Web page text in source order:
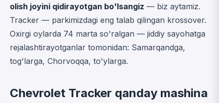
olish joyini qidirayotgan bo'lsangiz — biz aytamiz.
Tracker — parkimizdagi eng talab qilingan krossover.
Oxirgi oylarda 74 marta so'ralgan — jiddiy sayohatga
rejalashtirayotganlar tomonidan: Samarqandga,
tog'larga, Chorvoqqa, to'ylarga.
Chevrolet Tracker qanday mashina